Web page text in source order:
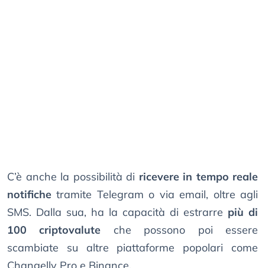
C’è anche la possibilità di ricevere in tempo reale
notifiche tramite Telegram o via email, oltre agli
SMS. Dalla sua, ha la capacità di estrarre più di
100 criptovalute che possono poi essere
scambiate su altre piattaforme popolari come